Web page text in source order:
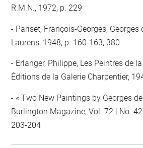
R.M.N., 1972, p. 229
Pariset, François-Georges, Georges
Laurens, 1948, p. 160-163, 380
Erlanger, Philippe, Les Peintres de
Éditions de la Galerie Charpentier,
« Two New Paintings by Georges
Burlington Magazine, Vol. 72 | No.
203-204